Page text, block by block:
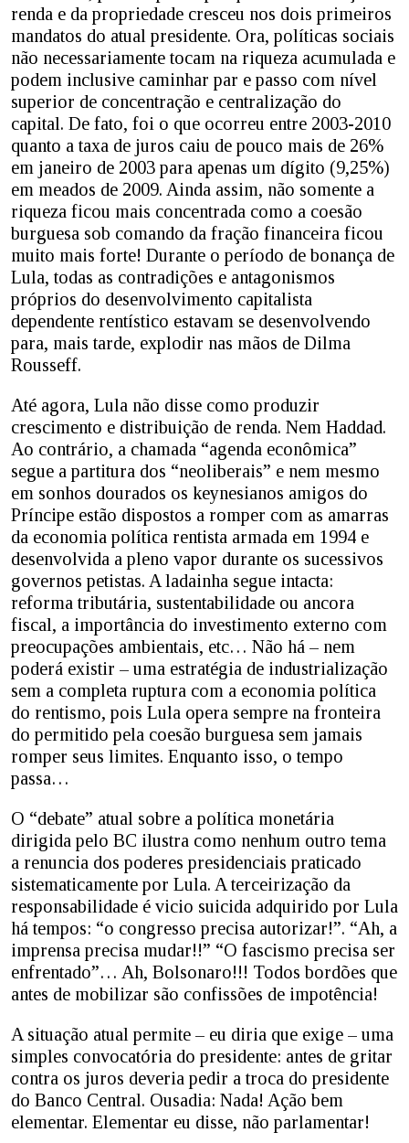
renda e da propriedade cresceu nos dois primeiros
mandatos do atual presidente. Ora, políticas sociais
não necessariamente tocam na riqueza acumulada e
podem inclusive caminhar par e passo com nível
superior de concentração e centralização do
capital. De fato, foi o que ocorreu entre 2003-2010
quanto a taxa de juros caiu de pouco mais de 26%
em janeiro de 2003 para apenas um dígito (9,25%)
em meados de 2009. Ainda assim, não somente a
riqueza ficou mais concentrada como a coesão
burguesa sob comando da fração financeira ficou
muito mais forte! Durante o período de bonança de
Lula, todas as contradições e antagonismos
próprios do desenvolvimento capitalista
dependente rentístico estavam se desenvolvendo
para, mais tarde, explodir nas mãos de Dilma
Rousseff.
Até agora, Lula não disse como produzir
crescimento e distribuição de renda. Nem Haddad.
Ao contrário, a chamada “agenda econômica”
segue a partitura dos “neoliberais” e nem mesmo
em sonhos dourados os keynesianos amigos do
Príncipe estão dispostos a romper com as amarras
da economia política rentista armada em 1994 e
desenvolvida a pleno vapor durante os sucessivos
governos petistas. A ladainha segue intacta:
reforma tributária, sustentabilidade ou ancora
fiscal, a importância do investimento externo com
preocupações ambientais, etc… Não há – nem
poderá existir – uma estratégia de industrialização
sem a completa ruptura com a economia política
do rentismo, pois Lula opera sempre na fronteira
do permitido pela coesão burguesa sem jamais
romper seus limites. Enquanto isso, o tempo
passa…
O “debate” atual sobre a política monetária
dirigida pelo BC ilustra como nenhum outro tema
a renuncia dos poderes presidenciais praticado
sistematicamente por Lula. A terceirização da
responsabilidade é vicio suicida adquirido por Lula
há tempos: “o congresso precisa autorizar!”. “Ah, a
imprensa precisa mudar!!” “O fascismo precisa ser
enfrentado”… Ah, Bolsonaro!!! Todos bordões que
antes de mobilizar são confissões de impotência!
A situação atual permite – eu diria que exige – uma
simples convocatória do presidente: antes de gritar
contra os juros deveria pedir a troca do presidente
do Banco Central. Ousadia: Nada! Ação bem
elementar. Elementar eu disse, não parlamentar!